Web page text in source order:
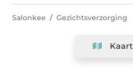
Kaart
Salonkee Gezichtsverzorging